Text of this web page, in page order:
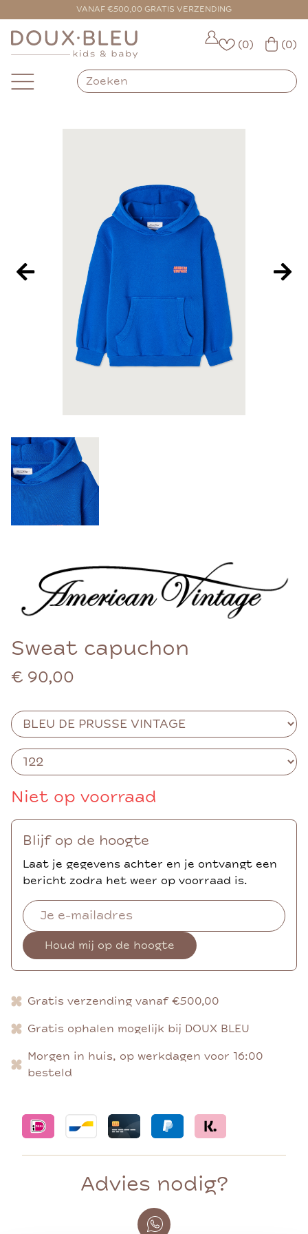
VANAF €500,00 GRATIS VERZENDING
VOOR 16:00 BESTELD = VANDAAG VERZONDEN
(0) (0)
Sweat capuchon
€ 90,00
Niet op voorraad
Blijf op de hoogte
Laat je gegevens achter en je ontvangt een
bericht zodra het weer op voorraad is.
Houd mij op de hoogte
Gratis verzending vanaf €500,00
Gratis ophalen mogelijk bij DOUX BLEU
Morgen in huis, op werkdagen voor 16:00
besteld
Advies nodig?